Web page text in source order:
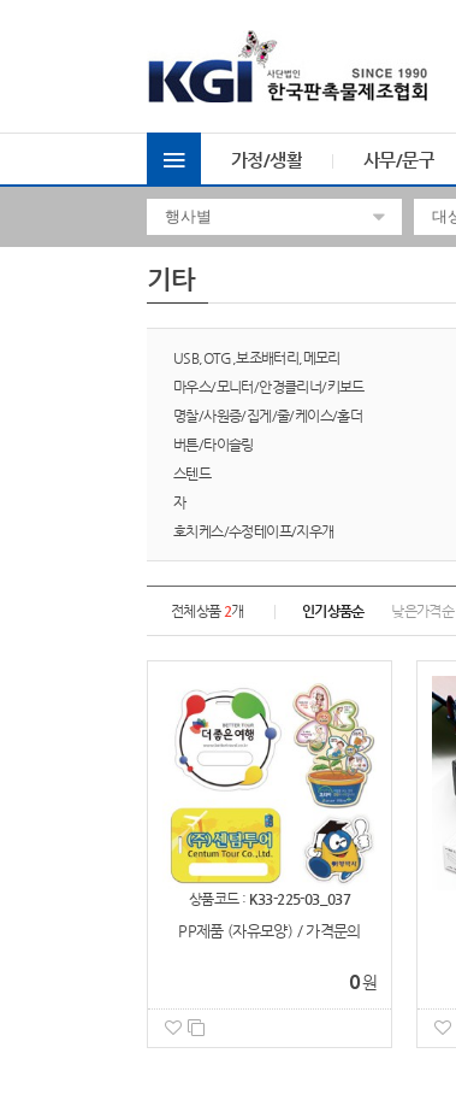
가정/생활 사무/문구
기타
USB,OTG,보조배터리,메모리
마우스/모니터/안경클리너/키보드
명찰/사원증/집게/줄/케이스/홀더
버튼/타이슬링
스텐드
자
호치케스/수정테이프/지우개
전체상품 2개 인기상품순 낮은가격순
상품코드 : K33-225-03_037
PP제품 (자유모양) / 가격문의
0원